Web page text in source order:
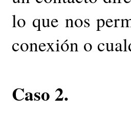
lo que nos
conexión o
Caso 2.